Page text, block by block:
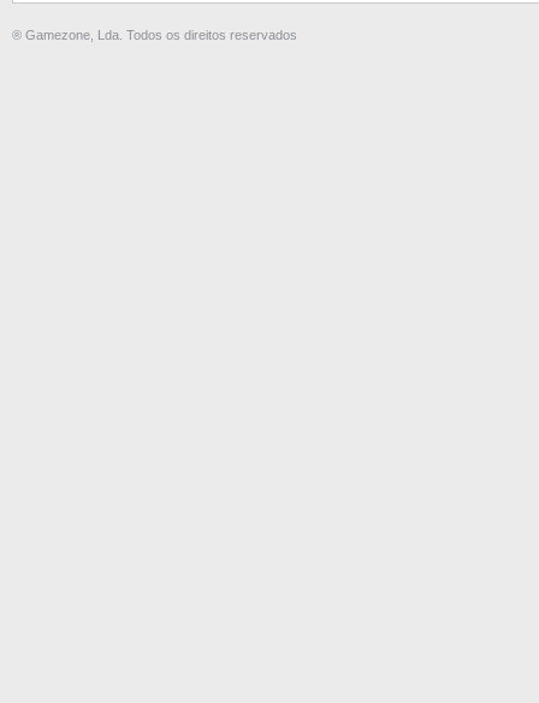
® Gamezone, Lda. Todos os direitos reservados